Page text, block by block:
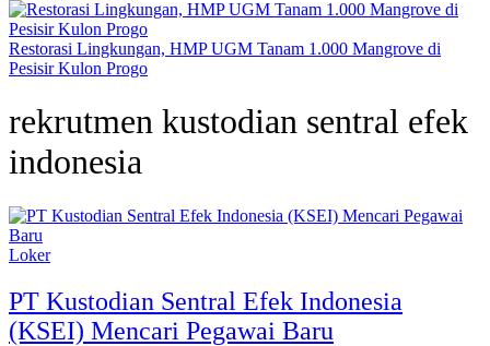
Restorasi Lingkungan, HMP UGM Tanam 1.000 Mangrove di
Pesisir Kulon Progo
rekrutmen kustodian sentral efek
indonesia
Loker
PT Kustodian Sentral Efek Indonesia
(KSEI) Mencari Pegawai Baru